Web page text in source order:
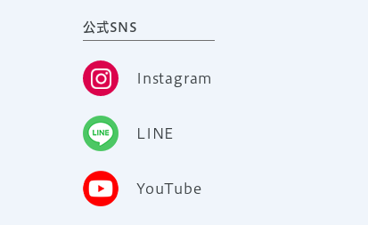
公式SNS
Instagram
LINE
YouTube